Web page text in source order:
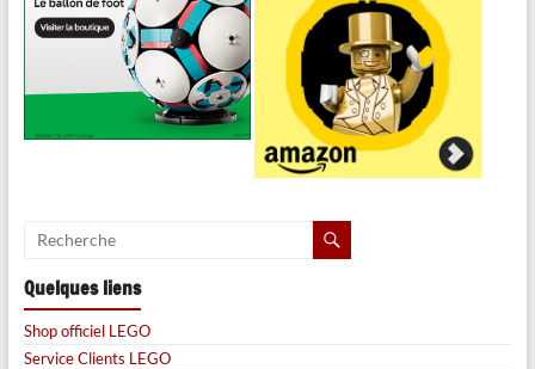
Quelques liens
Shop officiel LEGO
Service Clients LEGO